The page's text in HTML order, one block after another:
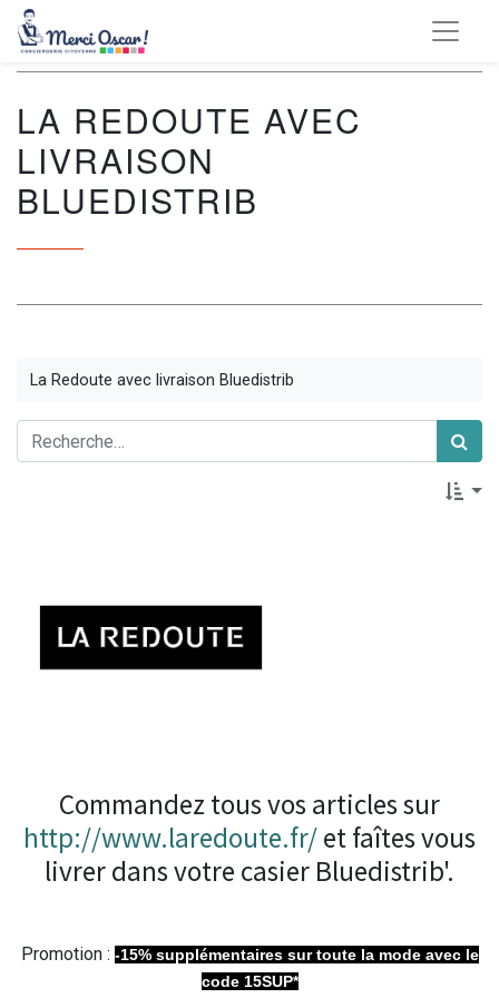
LA REDOUTE AVEC
LIVRAISON
BLUEDISTRIB
La Redoute avec livraison Bluedistrib
Commandez tous vos articles sur
http://www.laredoute.fr/et faîtes vous
livrer dans votre casier Bluedistrib'.
Promotion : -15% supplémentaires sur toute la mode avec le
code 15SUP*